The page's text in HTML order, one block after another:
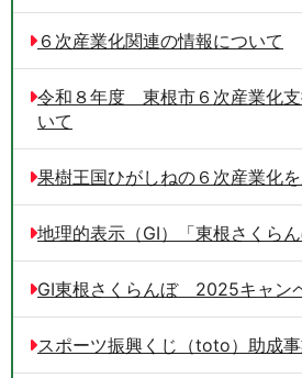
６次産業化関連の情報について
令和８年度 東根市６次産業化
いて
果樹王国ひがしねの６次産業化
地理的表示（GI）「東根さくら
GI東根さくらんぼ 2025キャン
スポーツ振興くじ（toto）助成